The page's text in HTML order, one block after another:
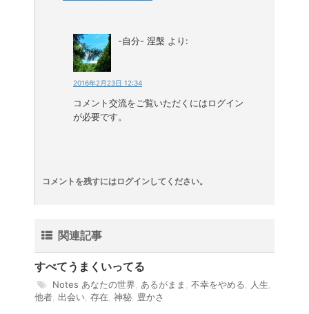
-自分- 涅槃 より:
2016年2月23日 12:34
コメント交流をご覧いただくにはログイン
が必要です。
コメントを残すにはログインしてください。
関連記事
すべてうまくいってる
Notes あなたの世界 あるがまま 不幸をやめる 人生
他者 出会い 存在 神秘 豊かさ